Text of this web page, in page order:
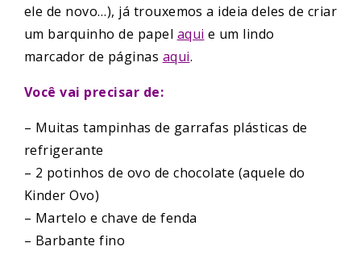
ele de novo…), já trouxemos a ideia deles de criar
um barquinho de papel aqui e um lindo
marcador de páginas aqui.
Você vai precisar de:
– Muitas tampinhas de garrafas plásticas de
refrigerante
– 2 potinhos de ovo de chocolate (aquele do
Kinder Ovo)
– Martelo e chave de fenda
– Barbante fino